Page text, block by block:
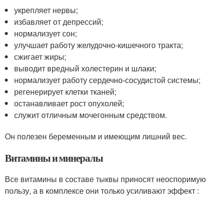
укрепляет нервы;
избавляет от депрессий;
нормализует сон;
улучшает работу желудочно-кишечного тракта;
сжигает жиры;
выводит вредный холестерин и шлаки;
нормализует работу сердечно-сосудистой системы;
регенерирует клетки тканей;
останавливает рост опухолей;
служит отличным мочегонным средством.
Он полезен беременным и имеющим лишний вес.
Витамины и минералы
Все витамины в составе тыквы приносят неоспоримую
пользу, а в комплексе они только усиливают эффект :